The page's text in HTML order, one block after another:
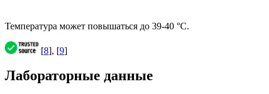
Температура может повышаться до 39-40 °С.
[8], [9]
Лабораторные данные